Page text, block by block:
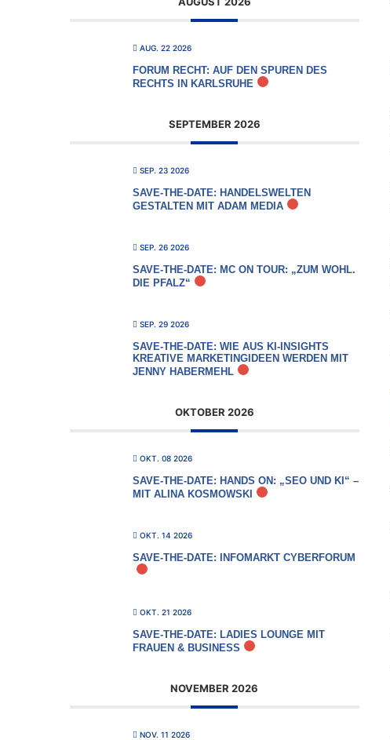
AUG. 22 2026
FORUM RECHT: AUF DEN SPUREN DES
RECHTS IN KARLSRUHE
SEPTEMBER 2026
SEP. 23 2026
SAVE-THE-DATE: HANDELSWELTEN
GESTALTEN MIT ADAM MEDIA
SEP. 26 2026
SAVE-THE-DATE: MC ON TOUR: „ZUM WOHL.
DIE PFALZ“
SEP. 29 2026
SAVE-THE-DATE: WIE AUS KI-INSIGHTS
KREATIVE MARKETINGIDEEN WERDEN MIT
JENNY HABERMEHL
OKTOBER 2026
OKT. 08 2026
SAVE-THE-DATE: HANDS ON: „SEO UND KI“ –
MIT ALINA KOSMOWSKI
OKT. 14 2026
SAVE-THE-DATE: INFOMARKT CYBERFORUM
OKT. 21 2026
SAVE-THE-DATE: LADIES LOUNGE MIT
FRAUEN & BUSINESS
NOVEMBER 2026
NOV. 11 2026